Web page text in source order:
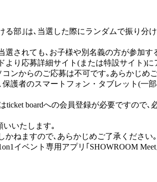
部｣は､当選した際にランダムで振り分
されても､お子様や別名義の方が参加す
り応募詳細サイト(または特設サイト)
ンからのご応募は不可です｡あらかじめ
者のスマートフォン・タブレット(一
boardへの会員登録が必要ですので
いたします｡
ねますので､あらかじめご了承ください｡
イベント専用アプリ｢SHOWROOM